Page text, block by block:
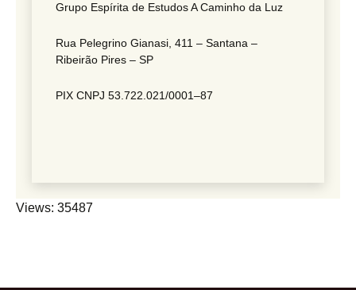
Grupo Espírita de Estudos A Caminho da Luz
Rua Pelegrino Gianasi, 411 – Santana –
Ribeirão Pires – SP
PIX CNPJ 53.722.021/0001–87
Views: 35487